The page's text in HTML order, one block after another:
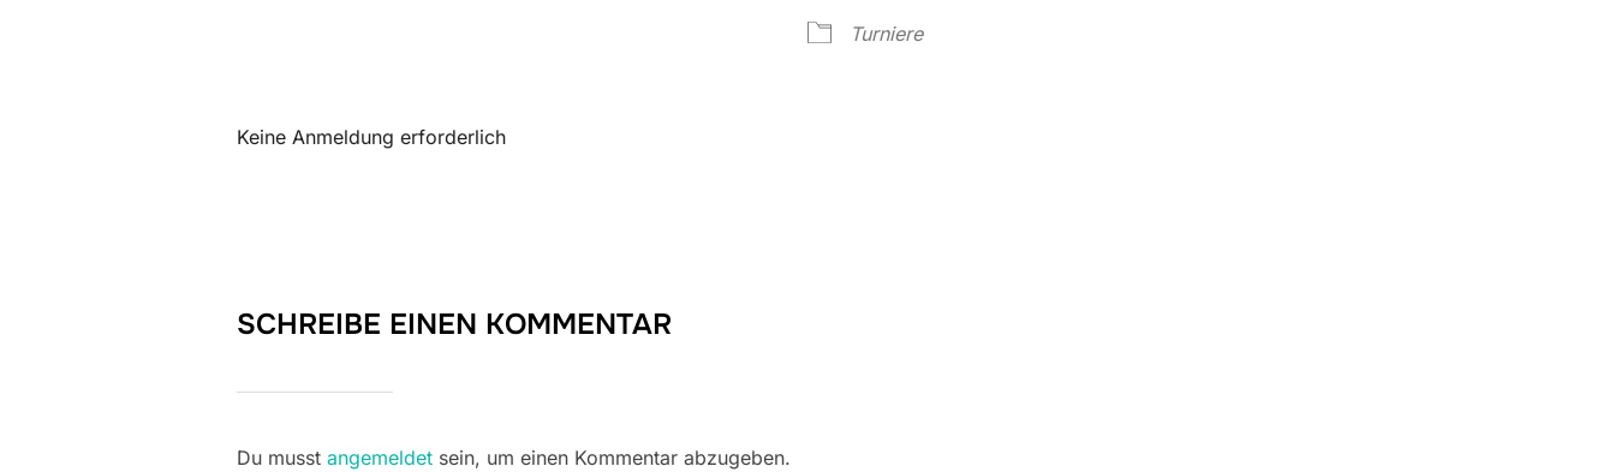
iCalendar
Turniere
Keine Anmeldung erforderlich
SCHREIBE EINEN KOMMENTAR
Du musst angemeldet sein, um einen Kommentar abzugeben.